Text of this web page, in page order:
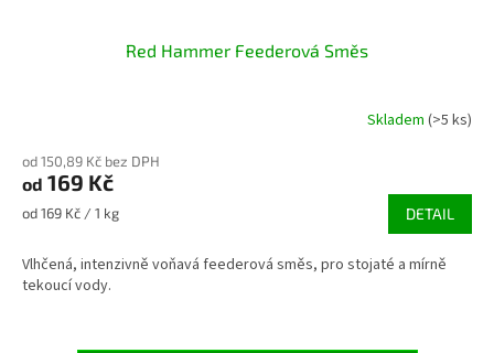
Red Hammer Feederová Směs
Skladem (>5 ks)
od 150,89 Kč bez DPH
od 169 Kč
Měrná
od 169 Kč / 1 kg DETAIL
Vlhčená, intenzivně voňavá feederová směs, pro stojaté a mírně
tekoucí vody.